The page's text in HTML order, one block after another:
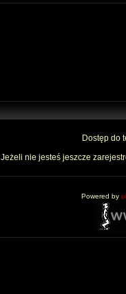
Dostęp do
Jeżeli nie jesteś jeszcze
Powered by